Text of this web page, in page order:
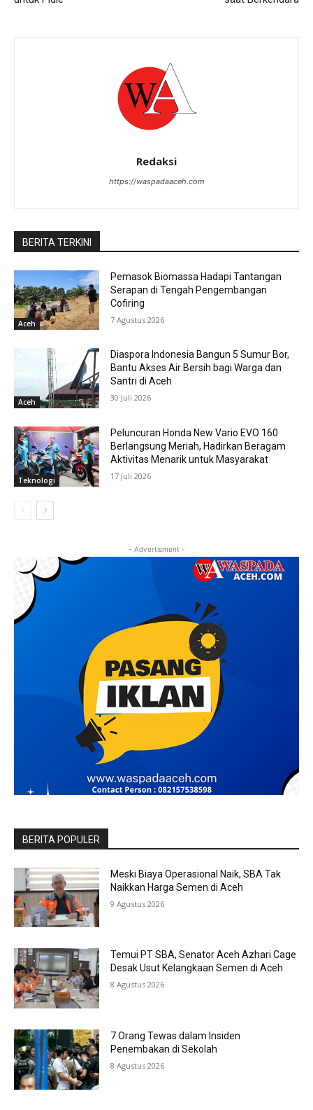
Redaksi
https://waspadaaceh.com
BERITA TERKINI
Aceh
Pemasok Biomassa Hadapi Tantangan
Serapan di Tengah Pengembangan
Cofiring
7 Agustus 2026
Aceh
Diaspora Indonesia Bangun 5 Sumur Bor,
Bantu Akses Air Bersih bagi Warga dan
Santri di Aceh
30 Juli 2026
Teknologi
Peluncuran Honda New Vario EVO 160
Berlangsung Meriah, Hadirkan Beragam
Aktivitas Menarik untuk Masyarakat
17 Juli 2026
- Advertisment -
BERITA POPULER
Meski Biaya Operasional Naik, SBA Tak
Naikkan Harga Semen di Aceh
9 Agustus 2026
Temui PT SBA, Senator Aceh Azhari Cage
Desak Usut Kelangkaan Semen di Aceh
8 Agustus 2026
7 Orang Tewas dalam Insiden
Penembakan di Sekolah
8 Agustus 2026